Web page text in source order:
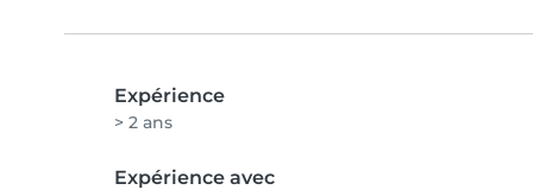
Expérience
> 2 ans
Expérience avec